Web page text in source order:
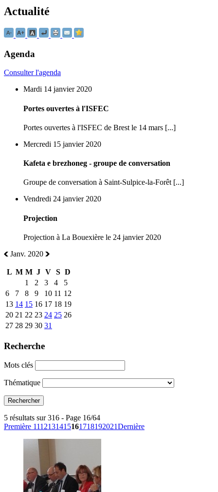
Actualité
Agenda
Consulter l'agenda
Mardi 14 janvier 2020
Portes ouvertes à l'ISFEC
Portes ouvertes à l'ISFEC de Brest le 14 mars [...]
Mercredi 15 janvier 2020
Kafeta e brezhoneg - groupe de conversation
Groupe de conversation à Saint-Sulpice-la-Forêt [...]
Vendredi 24 janvier 2020
Projection
Projection à La Bouexière le 24 janvier 2020
Janv. 2020
L M M J V S D
1
2 3 4
5
6
7 8 9 10 11 12
13 14 15 16 17 18 19
20 21 22 23 24 25 26
27 28 29 30 31
Recherche
Mots clés
Thématique
5 résultats sur 316 - Page 16/64
Première 1112131415161718192021Dernière